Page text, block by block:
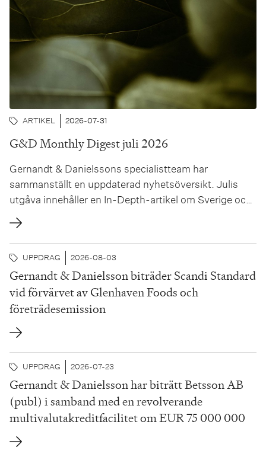
ARTIKEL 2026-07-31
G&D Monthly Digest juli 2026
Gernandt & Danielssons specialistteam har
sammanställt en uppdaterad nyhetsöversikt. Julis
utgåva innehåller en In-Depth-artikel om Sverige och
EU:s lönetransparensdirektiv och vad de nya reglerna
innebär för svenska arbetsgivare, författad av Hanna
Julin and Agnes Ulfwinger.
UPPDRAG 2026-08-03
Gernandt & Danielsson biträder Scandi Standard
vid förvärvet av Glenhaven Foods och
företrädesemission
UPPDRAG 2026-07-23
Gernandt & Danielsson har biträtt Betsson AB
(publ) i samband med en revolverande
multivalutakreditfacilitet om EUR 75 000 000